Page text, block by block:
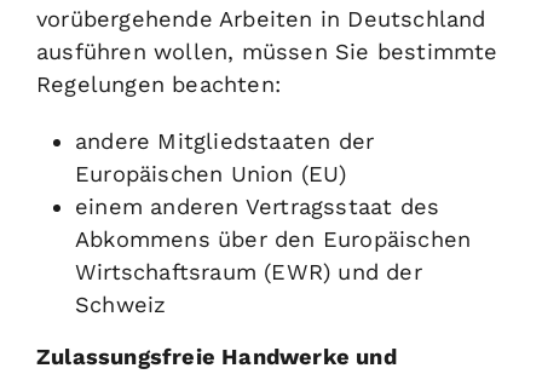
vorübergehende Arbeiten in Deutschland
ausführen wollen, müssen Sie bestimmte
Regelungen beachten:
andere Mitgliedstaaten der
Europäischen Union (EU)
einem anderen Vertragsstaat des
Abkommens über den Europäischen
Wirtschaftsraum (EWR) und der
Schweiz
Zulassungsfreie Handwerke und